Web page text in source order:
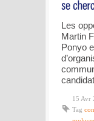
Les
Martin
Ponyo
15 Avr
Tag